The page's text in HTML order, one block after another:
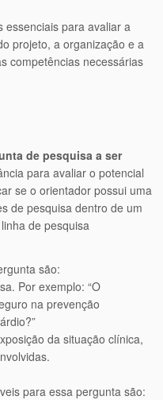
essenciais para avaliar a
projeto, a organização e a
competências necessárias
de pesquisa a ser
para avaliar o potencial
se o orientador possui uma
de pesquisa dentro de um
de pesquisa
são:
Por exemplo: “O
na prevenção
da situação clínica,
para essa pergunta são: